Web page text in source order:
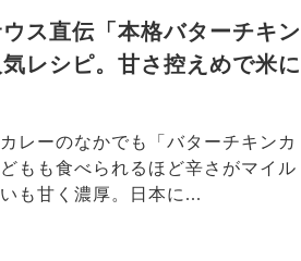
ス直伝「本格バターチキン
レシピ。甘さ控えめで米に
レーのなかでも「バターチキンカ
もも食べられるほど辛さがマイル
も甘く濃厚。日本に...